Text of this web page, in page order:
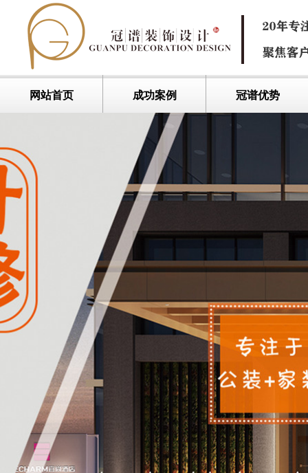
网站首页 成功案例 冠谱优势